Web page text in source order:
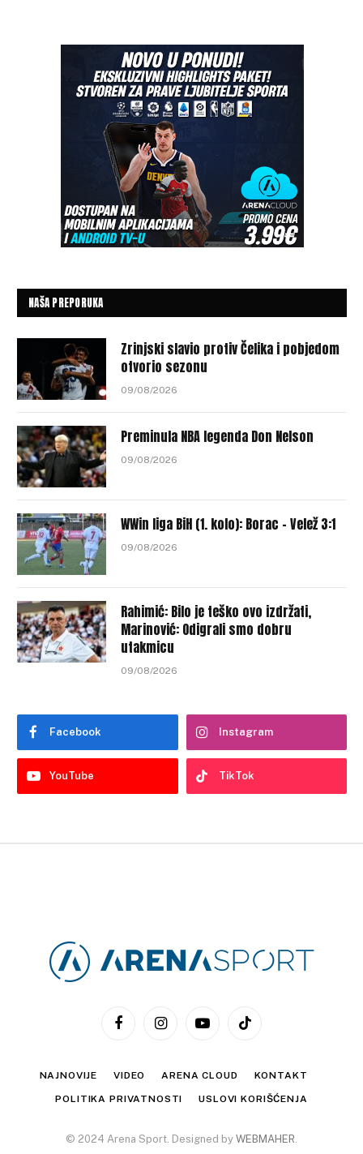
NAŠA PREPORUKA
Zrinjski slavio protiv Čelika i pobjedom
otvorio sezonu
09/08/2026
Preminula NBA legenda Don Nelson
09/08/2026
WWin liga BiH (1. kolo): Borac – Velež 3:1
09/08/2026
Rahimić: Bilo je teško ovo izdržati,
Marinović: Odigrali smo dobru
utakmicu
09/08/2026
Facebook Instagram
YouTube TikTok
FacebookInstagramYouTubeTikTok
NAJNOVIJE VIDEO ARENA CLOUD KONTAKT
POLITIKA PRIVATNOSTI USLOVI KORIŠĆENJA
© 2024 Arena Sport. Designed by WEBMAHER.